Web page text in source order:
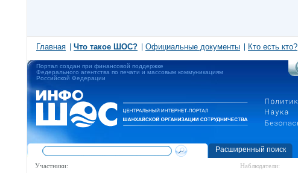
Главная Что такое ШОС? Официальные документы Кто есть кто?
Портал создан при финансовой поддержке
Федерального агентства по печати и массовым коммуникациям
Российской Федерации
Расширенный поиск
Участники: Наблюдатели: